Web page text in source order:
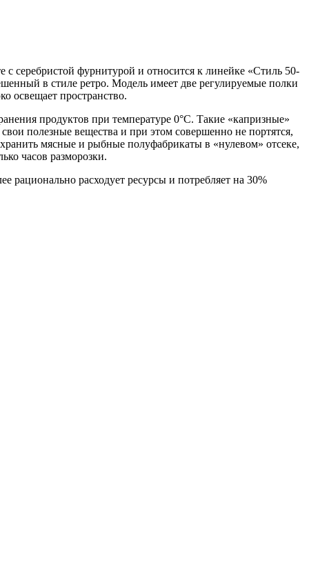
серебристой фурнитурой и относится к линейке «Стиль 50-
в стиле ретро. Модель имеет две регулируемые полки
освещает пространство.
продуктов при температуре 0°С. Такие «капризные»
полезные вещества и при этом совершенно не портятся,
мясные и рыбные полуфабрикаты в «нулевом» отсеке,
часов разморозки.
рационально расходует ресурсы и потребляет на 30%